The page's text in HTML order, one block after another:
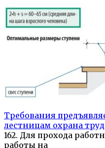
Требования
лестницам охрана
162. Для прохода
работы на